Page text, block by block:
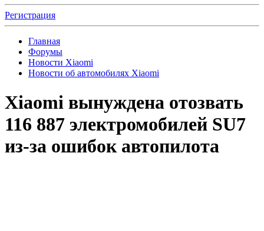
Регистрация
Главная
Форумы
Новости Xiaomi
Новости об автомобилях Xiaomi
Xiaomi вынуждена отозвать
116 887 электромобилей SU7
из-за ошибок автопилота